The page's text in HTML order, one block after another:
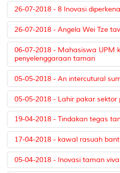
26-07-2018 - 8 Inovasi
26-07-2018 - Angela Wei Tze
06-07-2018 - Mahasiswa UPM
penyelenggaraan taman
05-05-2018 - An intercutural
05-05-2018 - Lahir pakar sektor
19-04-2018 - Tindakan tegas
17-04-2018 - kawal rasuah
05-04-2018 - Inovasi taman